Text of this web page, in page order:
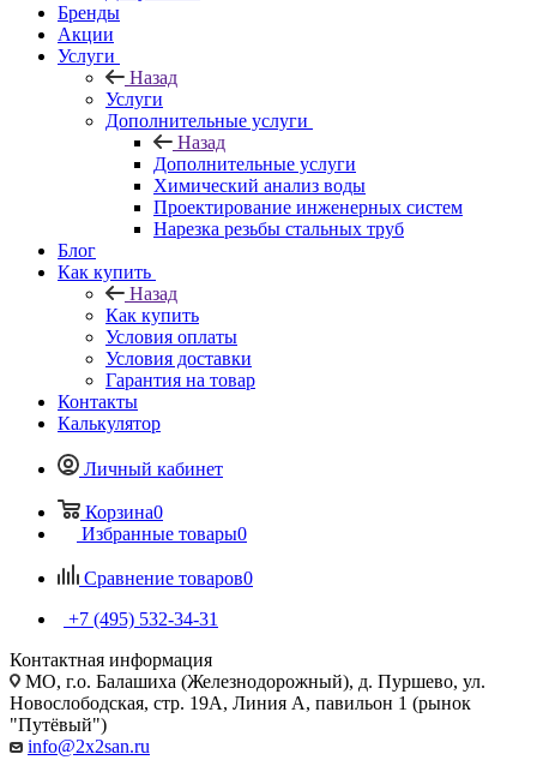
Бренды
Акции
Услуги
Назад
Услуги
Дополнительные услуги
Назад
Дополнительные услуги
Химический анализ воды
Проектирование инженерных систем
Нарезка резьбы стальных труб
Блог
Как купить
Назад
Как купить
Условия оплаты
Условия доставки
Гарантия на товар
Контакты
Калькулятор
Личный кабинет
Корзина0
Избранные товары0
Сравнение товаров0
+7 (495) 532‑34‑31
Контактная информация
МО, г.о. Балашиха (Железнодорожный), д. Пуршево, ул.
Новослободская, стр. 19А, Линия А, павильон 1 (рынок
"Путёвый")
info@2x2san.ru